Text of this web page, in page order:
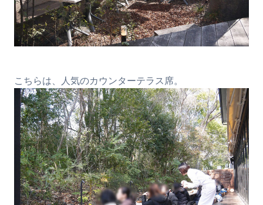
こちらは、人気のカウンターテラス席。